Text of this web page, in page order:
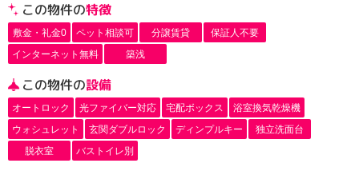
この物件の特徴
敷金・礼金0 ペット相談可 分譲賃貸
保証人不要
インターネット無料
築浅
この物件の設備
オートロック 光ファイバー対応 宅配ボックス
浴室換気乾燥機
ウォシュレット
玄関ダブルロック ディンプルキー
独立洗面台
脱衣室
バストイレ別